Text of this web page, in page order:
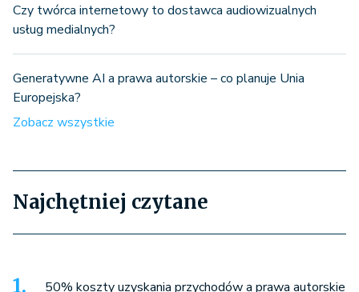
Czy twórca internetowy to dostawca audiowizualnych
usług medialnych?
Generatywne AI a prawa autorskie – co planuje Unia
Europejska?
Zobacz wszystkie
Najchętniej czytane
50% koszty uzyskania przychodów a prawa autorskie